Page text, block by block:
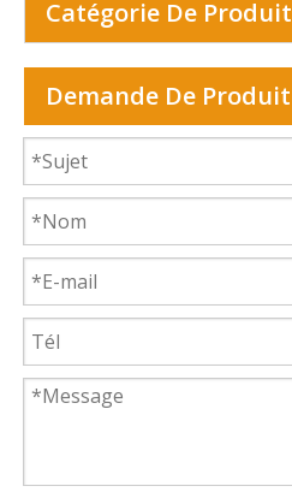
Catégorie De Produit
Demande De Produit